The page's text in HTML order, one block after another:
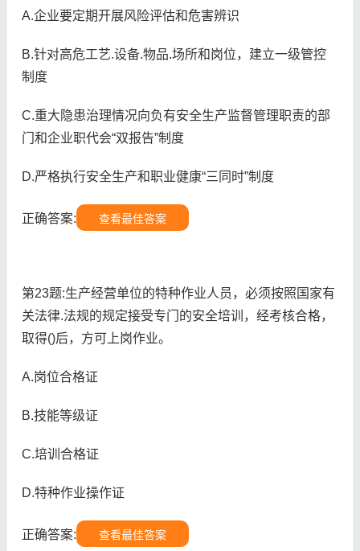
A.企业要定期开展风险评估和危害辨识
B.针对高危工艺.设备.物品.场所和岗位，建立一级管控
制度
C.重大隐患治理情况向负有安全生产监督管理职责的部
门和企业职代会“双报告”制度
D.严格执行安全生产和职业健康“三同时”制度
正确答案: 查看最佳答案
第23题:生产经营单位的特种作业人员，必须按照国家有
关法律.法规的规定接受专门的安全培训，经考核合格，
取得()后，方可上岗作业。
A.岗位合格证
B.技能等级证
C.培训合格证
D.特种作业操作证
正确答案: 查看最佳答案